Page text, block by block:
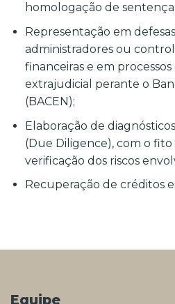
homologação de
Representação em
administradores ou
financeiras e em
extrajudicial perante o
(BACEN);
Elaboração de
(Due Diligence), com o
verificação dos riscos
Recuperação de créditos
Equipe